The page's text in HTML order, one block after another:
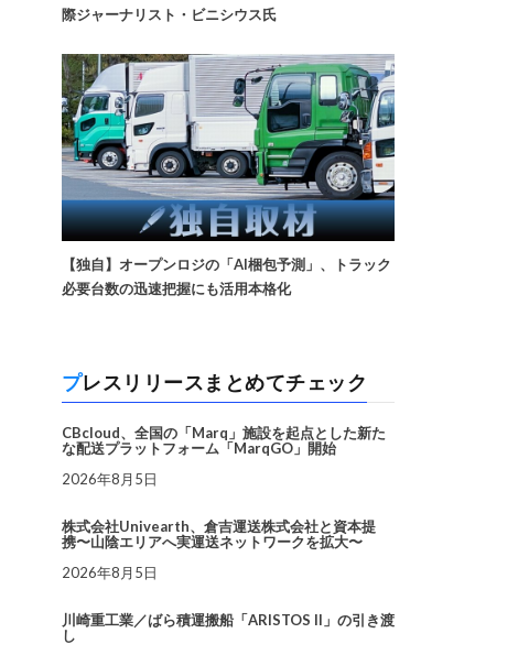
際ジャーナリスト・ビニシウス氏
【独自】オープンロジの「AI梱包予測」、トラック
必要台数の迅速把握にも活用本格化
プレスリリースまとめてチェック
CBcloud、全国の「Marq」施設を起点とした新た
な配送プラットフォーム「MarqGO」開始
2026年8月5日
株式会社Univearth、倉吉運送株式会社と資本提
携〜山陰エリアへ実運送ネットワークを拡大〜
2026年8月5日
川崎重工業／ばら積運搬船「ARISTOS II」の引き渡
し